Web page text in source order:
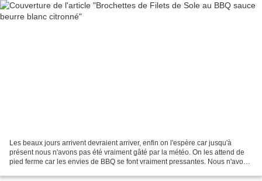
Les beaux jours arrivent devraient arriver, enfin on l'espère car jusqu'à
présent nous n'avons pas été vraiment gâté par la météo. On les attend de
pied ferme car les envies de BBQ se font vraiment pressantes. Nous n'avons